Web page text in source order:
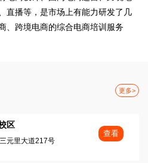
直播等，是市场上有能力研发了几
、跨境电商的综合电商培训服务
更多>
区
元里大道217号
查看